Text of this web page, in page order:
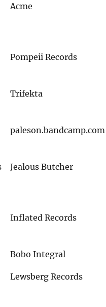
Acme
Pompeii Records
Trifekta
paleson.bandcamp.com
Jealous Butcher
Inflated Records
Bobo Integral
Lewsberg Records